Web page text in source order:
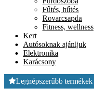
Fűtés, hűtés
Rovarcsapda
Fitness, wellness
Kert
Autósoknak ajánljuk
Elektronika
Karácsony
Legnépszerűbb termékek